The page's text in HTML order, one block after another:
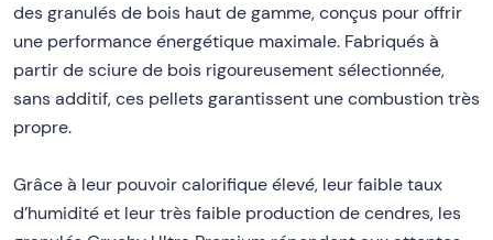
des granulés de bois haut de gamme, conçus pour offrir
une performance énergétique maximale. Fabriqués à
partir de sciure de bois rigoureusement sélectionnée,
sans additif, ces pellets garantissent une combustion très
propre.
Grâce à leur pouvoir calorifique élevé, leur faible taux
d’humidité et leur très faible production de cendres, les